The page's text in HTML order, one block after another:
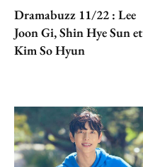
Dramabuzz 11/22 : Lee
Joon Gi, Shin Hye Sun et
Kim So Hyun